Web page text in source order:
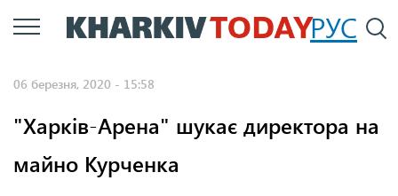
Перейти
до
РУС
06 березня, 2020 - 15:58
"Харків-Арена" шукає директора на
майно Курченка